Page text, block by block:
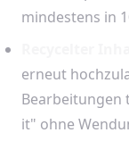
mindestens in
erneut
Bearbeitungen
it" ohne